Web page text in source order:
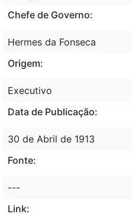
Chefe de Governo:
Hermes da Fonseca
Origem:
Executivo
Data de Publicação:
30 de Abril de 1913
Fonte:
---
Link: